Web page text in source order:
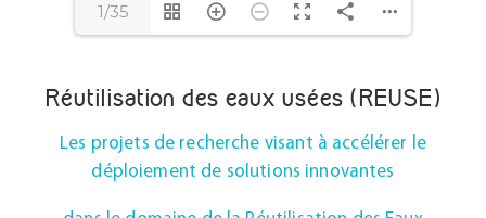
1/35
Réutilisation des eaux usées (REUSE)
Les projets de recherche visant à accélérer le
déploiement de solutions innovantes